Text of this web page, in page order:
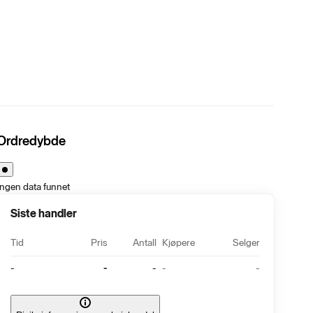
data funnet
Siste handler
Tid Pris Antall Kjøpere Selger
- - - - -